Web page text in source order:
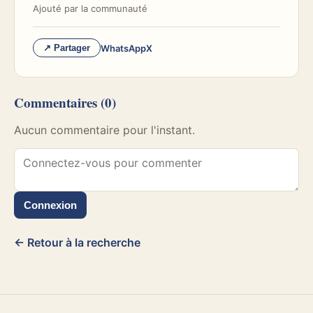
Ajouté par la communauté
↗ Partager WhatsAppX
Commentaires (0)
Aucun commentaire pour l'instant.
Connexion
← Retour à la recherche